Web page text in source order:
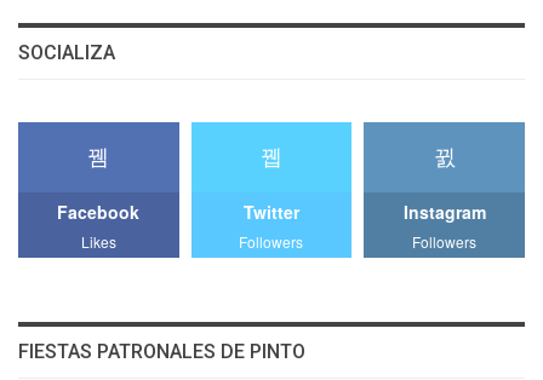
SOCIALIZA
Facebook
Likes
Twitter
Followers
Instagram
Followers
FIESTAS PATRONALES DE PINTO